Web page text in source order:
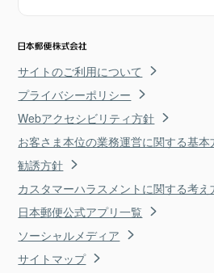
サイトのご利用について
プライバシーポリシー
Webアクセシビリティ方針
お客さま本位の業務運営に関する基本
勧誘方針
カスタマーハラスメントに関する考え
日本郵便公式アプリ一覧
ソーシャルメディア
サイトマップ